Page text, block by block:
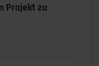
Projekt zu